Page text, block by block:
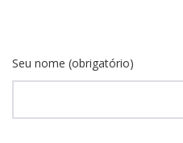
Seu nome (obrigatório)